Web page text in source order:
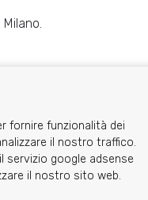
C.A.I.
fornire funzionalità dei
il nostro traffico.
servizio google adsense
il nostro sito web.